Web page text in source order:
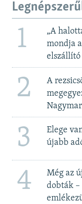
1
„A
mondja
elszállító
2
A
3
Elege
újabb
4
Még az
dobták –